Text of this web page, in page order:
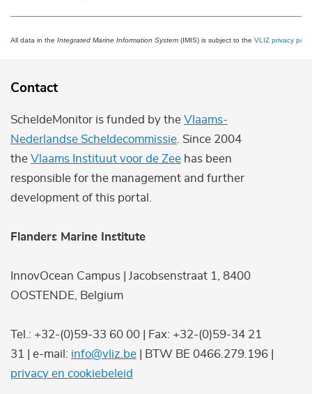
All data in the Integrated Marine Information System (IMIS) is subject to the VLIZ privacy
Contact
ScheldeMonitor is funded by the Vlaams-
Nederlandse Scheldecommissie . Since 2004
the Vlaams Instituut voor de Zee has been
responsible for the management and further
development of this portal.
Flanders Marine Institute
InnovOcean Campus | Jacobsenstraat 1, 8400
OOSTENDE, Belgium
Tel.: +32-(0)59-33 60 00 | Fax: +32-(0)59-34 21
31 | e-mail: info@vliz.be | BTW BE 0466.279.196 |
privacy en cookiebeleid